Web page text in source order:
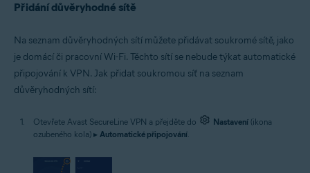
Přidání důvěryhodné sítě
Na seznam důvěryhodných sítí můžete přidávat soukromé sítě, jako
je domácí či pracovní Wi-Fi. Těchto sítí se nebude týkat automatické
připojování k VPN. Jak přidat soukromou síť na seznam
důvěryhodných sítí:
Otevřete Avast SecureLine VPN a přejděte do Nastavení (ikona
ozubeného kola) ▸ Automatické připojování.